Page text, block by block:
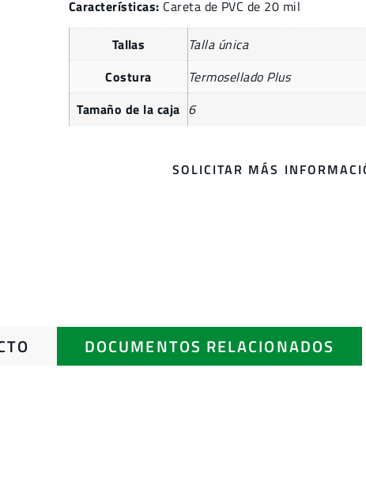
Características: Careta de PVC de 20 mil
Tallas
Talla única
Costura
Termosellado Plus
Tamaño de la caja 6
SOLICITAR MÁS
DOCUMENTOS RELACIONADOS